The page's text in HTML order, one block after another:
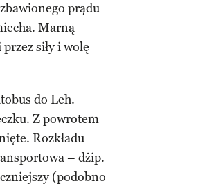
prądu
Marną
siły i wolę
do Leh.
Z powrotem
Rozkładu
– dżip.
(podobno